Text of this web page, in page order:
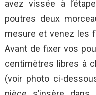
avez vissée à
poutres deux
mesure et venez les
Avant de fixer vos
centimètres libres à
(voir photo ci-